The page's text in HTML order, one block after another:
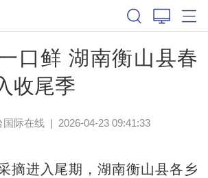
口鲜 湖南衡山县春
收尾季
国际在线| 2026-04-23 09:41:33
进入尾期，湖南衡山县各乡